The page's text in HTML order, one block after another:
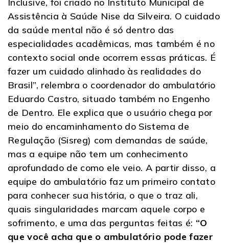
Assistência à Saúde Nise da Silveira. O cuidado
da saúde mental não é só dentro das
especialidades acadêmicas, mas também é no
contexto social onde ocorrem essas práticas. É
fazer um cuidado alinhado às realidades do
Brasil”, relembra o coordenador do ambulatório
Eduardo Castro, situado também no Engenho
de Dentro. Ele explica que o usuário chega por
meio do encaminhamento do Sistema de
Regulação (Sisreg) com demandas de saúde,
mas a equipe não tem um conhecimento
aprofundado de como ele veio. A partir disso, a
equipe do ambulatório faz um primeiro contato
para conhecer sua história, o que o traz ali,
quais singularidades marcam aquele corpo e
sofrimento, e uma das perguntas feitas é: “O
que você acha que o ambulatório pode fazer